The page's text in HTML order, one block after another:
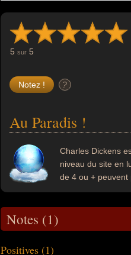
5 sur 5
?
Au Paradis !
Charles Dickens
niveau du site en
de 4 ou + peuvent
Notes (1)
Positives (1)